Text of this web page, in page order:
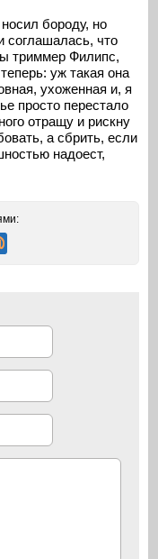
бороду, но
соглашалась, что
триммер Филипс,
уж такая она
ухоженная и, я
просто перестало
отращу и рискну
а сбрить, если
надоест,